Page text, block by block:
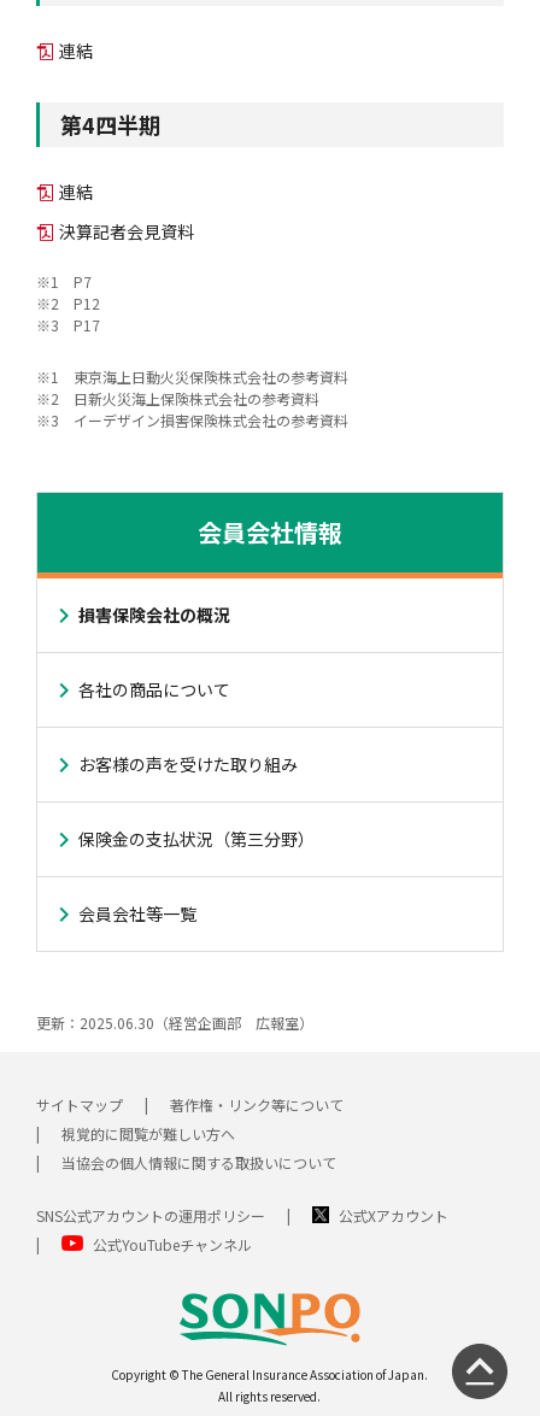
連結
第4四半期
連結
決算記者会見資料
※1 P7
※2 P12
※3 P17
※1 東京海上日動火災保険株式会社の参考資料
※2 日新火災海上保険株式会社の参考資料
※3 イーデザイン損害保険株式会社の参考資料
会員会社情報
損害保険会社の概況
各社の商品について
お客様の声を受けた取り組み
保険金の支払状況（第三分野）
会員会社等一覧
更新：2025.06.30（経営企画部 広報室）
サイトマップ
著作権・リンク等について
視覚的に閲覧が難しい方へ
当協会の個人情報に関する取扱いについて
SNS公式アカウントの運用ポリシー
公式Xアカウント
公式YouTubeチャンネル
Copyright © The General Insurance Association of Japan.
All rights reserved.